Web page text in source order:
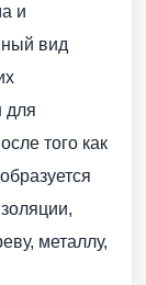
и
вид
для
того как
металлу,